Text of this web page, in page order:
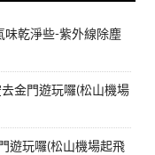
味乾淨些-紫外線除塵
去金門遊玩囉(松山機場
遊玩囉(松山機場起飛